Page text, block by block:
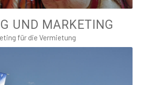
UND MARKETING
für die Vermietung